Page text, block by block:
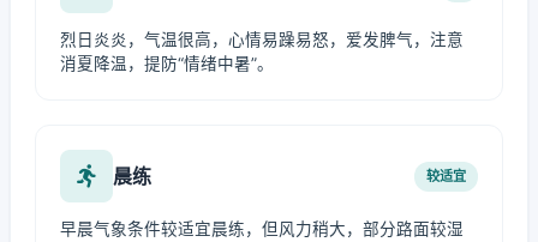
烈日炎炎，气温很高，心情易躁易怒，爱发脾气，注意
消夏降温，提防“情绪中暑”。
晨练 较适宜
早晨气象条件较适宜晨练，但风力稍大，部分路面较湿